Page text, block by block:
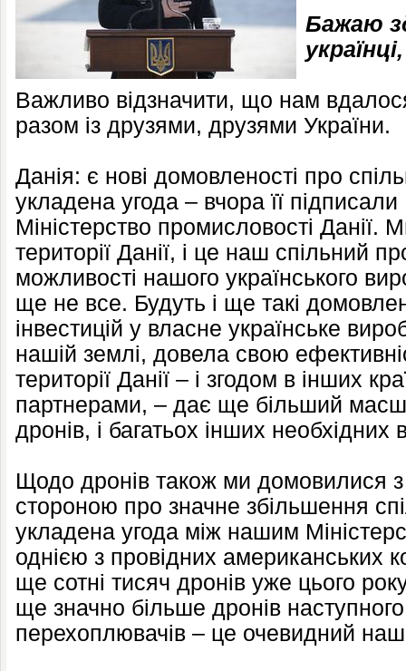
Бажаю
Важливо відзначити, що нам
разом із друзями, друзями України.
Данія: є нові домовленості про
укладена угода – вчора її
Міністерство промисловості
території Данії, і це наш спільний
можливості нашого українського
ще не все. Будуть і ще такі
інвестицій у власне українське
нашій землі, довела свою
території Данії – і згодом в інших
партнерами, – дає ще більший
дронів, і багатьох інших необхідних
Щодо дронів також ми домовилися
стороною про значне збільшення
укладена угода між нашим
однією з провідних американських
ще сотні тисяч дронів уже цього
ще значно більше дронів
перехоплювачів – це очевидний наш